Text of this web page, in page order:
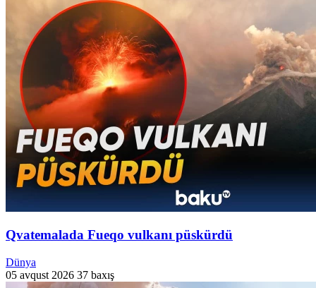
Qvatemalada Fueqo vulkanı püskürdü
Dünya
05 avqust 2026 37 baxış